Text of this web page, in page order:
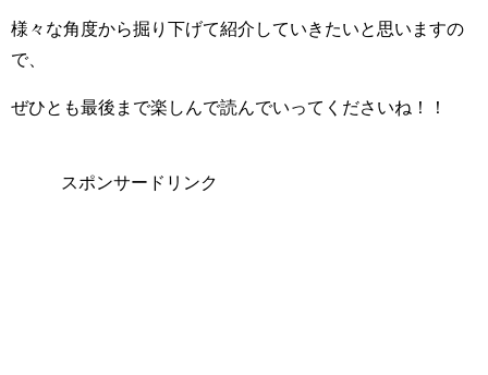
様々な角度から掘り下げて紹介していきたいと思いますの
で、
ぜひとも最後まで楽しんで読んでいってくださいね！！
スポンサードリンク